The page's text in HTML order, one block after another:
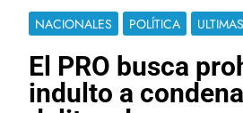
NACIONALES POLÍTICA
El PRO busca
indulto a